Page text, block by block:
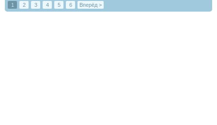
1
2 3 4 5 6 Вперёд >